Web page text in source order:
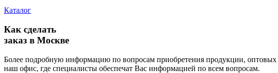
Каталог
Как сделать
заказ в Москве
Более подробную информацию по вопросам приобретения продукции,
наш офис, где специалисты обеспечат Вас информацией по всем вопросам.